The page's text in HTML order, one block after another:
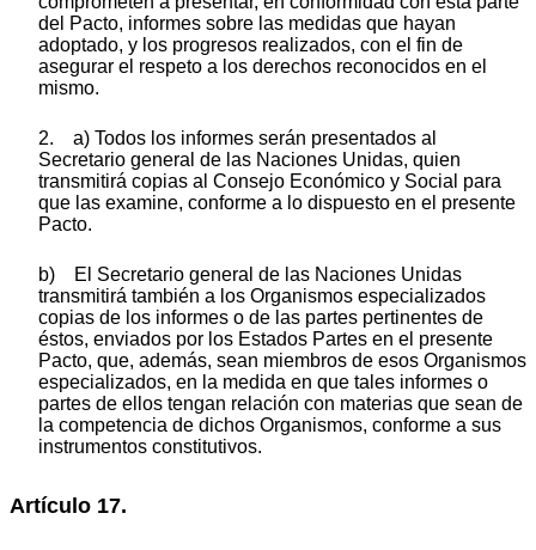
del Pacto, informes sobre las medidas que hayan
adoptado, y los progresos realizados, con el fin de
asegurar el respeto a los derechos reconocidos en el
mismo.
2. a) Todos los informes serán presentados al
Secretario general de las Naciones Unidas, quien
transmitirá copias al Consejo Económico y Social para
que las examine, conforme a lo dispuesto en el presente
Pacto.
b) El Secretario general de las Naciones Unidas
transmitirá también a los Organismos especializados
copias de los informes o de las partes pertinentes de
éstos, enviados por los Estados Partes en el presente
Pacto, que, además, sean miembros de esos Organismos
especializados, en la medida en que tales informes o
partes de ellos tengan relación con materias que sean de
la competencia de dichos Organismos, conforme a sus
instrumentos constitutivos.
Artículo 17.